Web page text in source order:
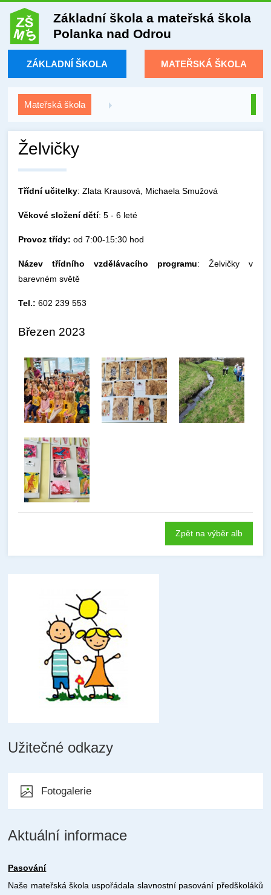
Základní škola a mateřská škola
Polanka nad Odrou
ZÁKLADNÍ ŠKOLA MATEŘSKÁ ŠKOLA
Mateřská škola
Želvičky
Třídní učitelky: Zlata Krausová, Michaela Smužová
Věkové složení dětí: 5 - 6 leté
Provoz třídy: od 7:00-15:30 hod
Název třídního vzdělávacího programu: Želvičky v
barevném světě
Tel.: 602 239 553
Březen 2023
Zpět na výběr alb
Užitečné odkazy
Fotogalerie
Aktuální informace
Pasování
Naše mateřská škola uspořádala slavnostní pasování předškoláků